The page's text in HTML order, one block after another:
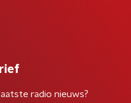
radio nieuws?